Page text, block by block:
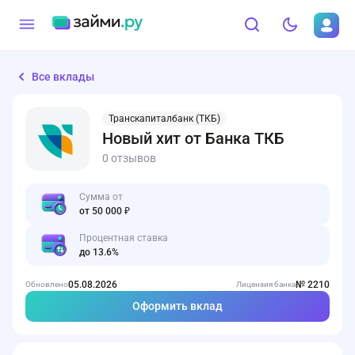
Все вклады
Транскапиталбанк (ТКБ)
Новый хит от Банка ТКБ
0 отзывов
Сумма от
от 50 000 ₽
Процентная ставка
до 13.6%
Оформить вклад
Обновлено05.08.2026 Лицензия банка№ 2210